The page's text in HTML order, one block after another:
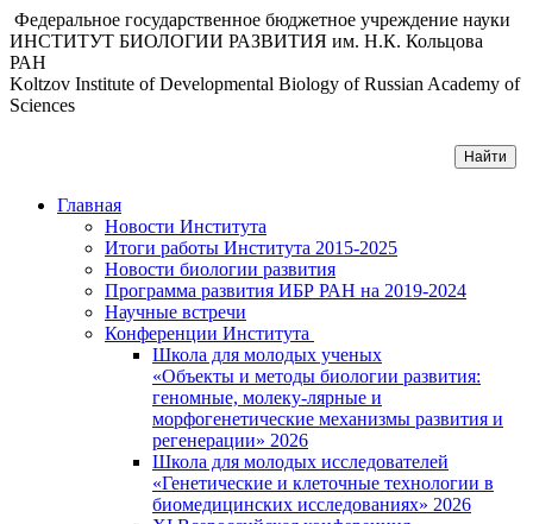
Федеральное государственное бюджетное учреждение науки
ИНСТИТУТ БИОЛОГИИ РАЗВИТИЯ им. Н.К. Кольцова
РАН
Koltzov Institute of Developmental Biology of Russian Academy of
Sciences
Главная
Новости Института
Итоги работы Института 2015-2025
Новости биологии развития
Программа развития ИБР РАН на 2019-2024
Научные встречи
Конференции Института
Школа для молодых ученых
«Объекты и методы биологии развития:
геномные, молеку-лярные и
морфогенетические механизмы развития и
регенерации» 2026
Школа для молодых исследователей
«Генетические и клеточные технологии в
биомедицинских исследованиях» 2026